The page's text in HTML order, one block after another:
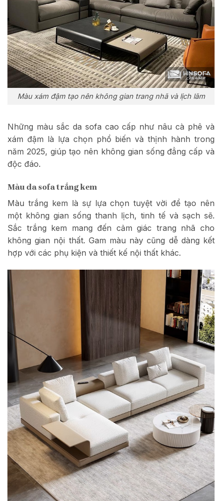
Màu xám đậm tạo nên không gian trang nhã và lịch lãm
Những màu sắc da sofa cao cấp như nâu cà phê và
xám đậm là lựa chọn phổ biến và thịnh hành trong
năm 2025, giúp tạo nên không gian sống đẳng cấp và
độc đáo.
Màu da sofa trắng kem
Màu trắng kem là sự lựa chọn tuyệt vời để tạo nên
một không gian sống thanh lịch, tinh tế và sạch sẽ.
Sắc trắng kem mang đến cảm giác trang nhã cho
không gian nội thất. Gam màu này cũng dễ dàng kết
hợp với các phụ kiện và thiết kế nội thất khác.